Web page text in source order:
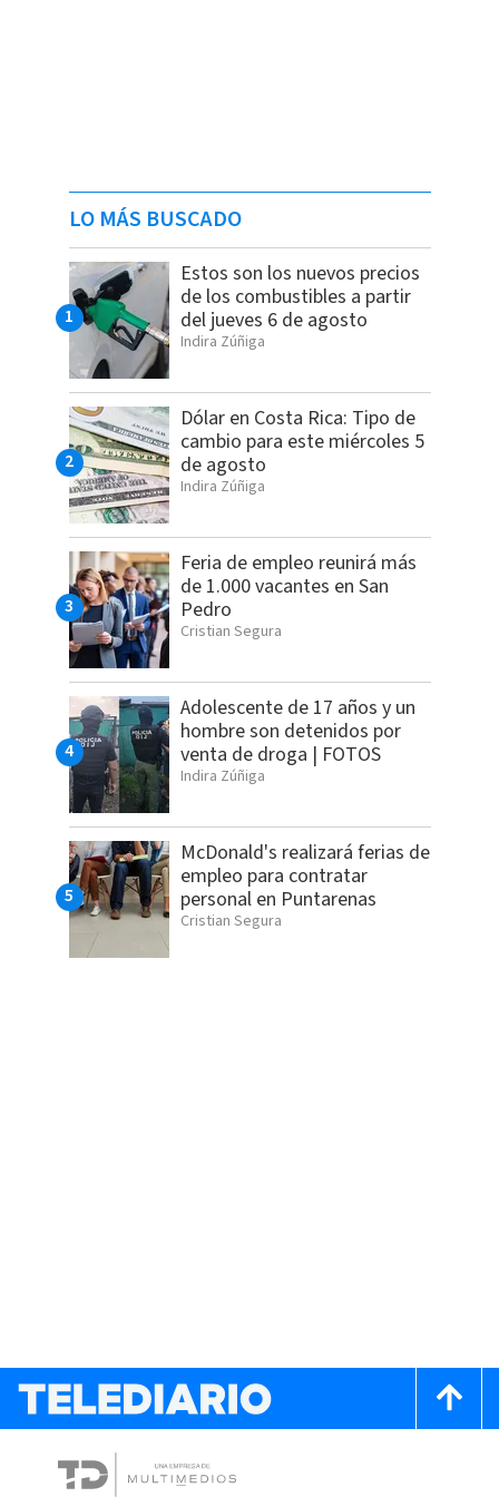
LO MÁS BUSCADO
Estos son los nuevos precios
de los combustibles a partir
del jueves 6 de agosto
Indira Zúñiga
Dólar en Costa Rica: Tipo de
cambio para este miércoles 5
de agosto
Indira Zúñiga
Feria de empleo reunirá más
de 1.000 vacantes en San
Pedro
Cristian Segura
Adolescente de 17 años y un
hombre son detenidos por
venta de droga | FOTOS
Indira Zúñiga
McDonald's realizará ferias de
empleo para contratar
personal en Puntarenas
Cristian Segura